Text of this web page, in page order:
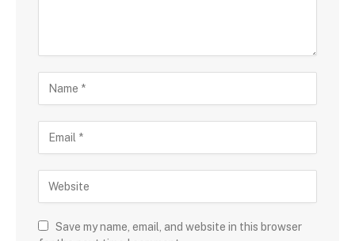
Save my name, email, and website in this browser